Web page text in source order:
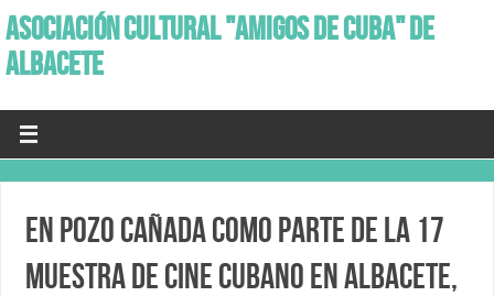
ASOCIACIÓN CULTURAL "AMIGOS DE CUBA" DE
ALBACETE
En Pozo Cañada como parte de la 17
Muestra de Cine Cubano en Albacete,